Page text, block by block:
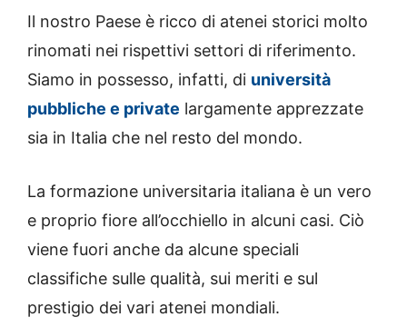
Il nostro Paese è ricco di atenei storici molto
rinomati nei rispettivi settori di riferimento.
Siamo in possesso, infatti, di università
pubbliche e private largamente apprezzate
sia in Italia che nel resto del mondo.
La formazione universitaria italiana è un vero
e proprio fiore all’occhiello in alcuni casi. Ciò
viene fuori anche da alcune speciali
classifiche sulle qualità, sui meriti e sul
prestigio dei vari atenei mondiali.